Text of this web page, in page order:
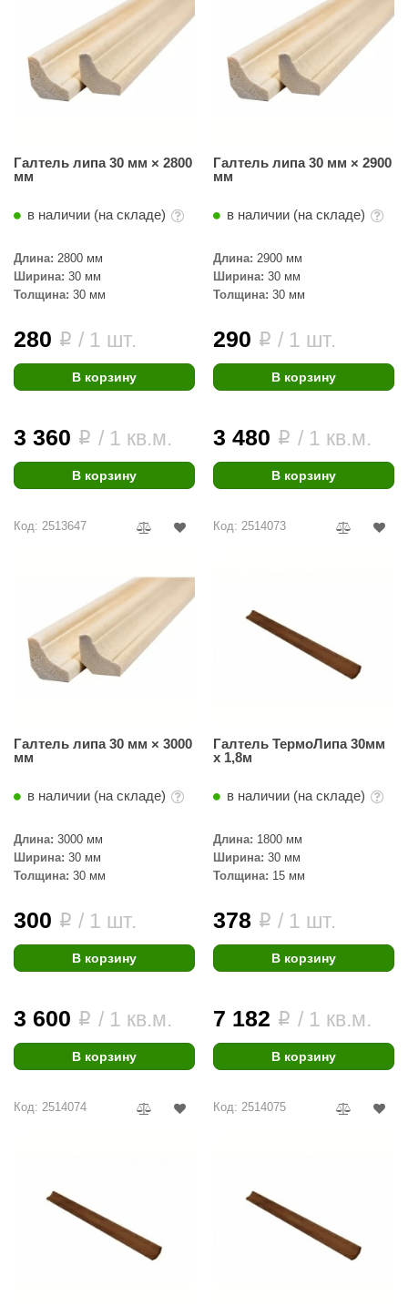
Термо
тепла
камень
камень
ecology
2000
Галтель липа 30 мм × 2800
мм
в наличии (на складе)
Длина: 2800 мм
Ширина: 30 мм
Толщина: 30 мм
280 i / 1 шт.
В корзину
3 360 i / 1 кв.м.
В корзину
Галтель липа 30 мм × 2900
мм
в наличии (на складе)
Длина: 2900 мм
Ширина: 30 мм
Толщина: 30 мм
290 i / 1 шт.
В корзину
3 480 i / 1 кв.м.
В корзину
Код: 2513647
Галтель липа 30 мм × 3000
мм
в наличии (на складе)
Длина: 3000 мм
Ширина: 30 мм
Толщина: 30 мм
300 i / 1 шт.
В корзину
3 600 i / 1 кв.м.
В корзину
Код: 2514073
Галтель ТермоЛипа 30мм
х 1,8м
в наличии (на складе)
Длина: 1800 мм
Ширина: 30 мм
Толщина: 15 мм
378 i / 1 шт.
В корзину
7 182 i / 1 кв.м.
В корзину
Код: 2514074 Код: 2514075